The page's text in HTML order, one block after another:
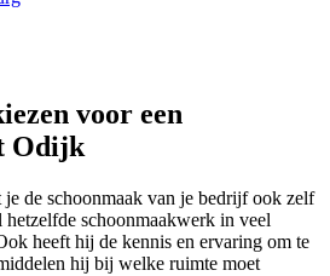
voor een
Odijk
de schoonmaak van je bedrijf ook zelf
hetzelfde schoonmaakwerk in veel
heeft hij de kennis en ervaring om te
hij bij welke ruimte moet